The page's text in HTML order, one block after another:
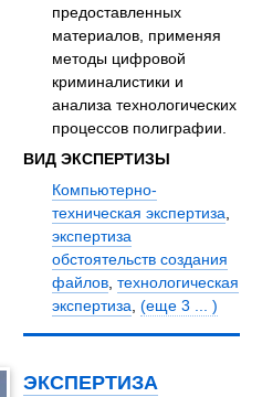
предоставленных
материалов, применяя
методы цифровой
криминалистики и
анализа технологических
процессов полиграфии.
ВИД ЭКСПЕРТИЗЫ
Компьютерно-
техническая экспертиза,
экспертиза
обстоятельств создания
файлов,технологическая
экспертиза,(еще 3 ... )
ЭКСПЕРТИЗА